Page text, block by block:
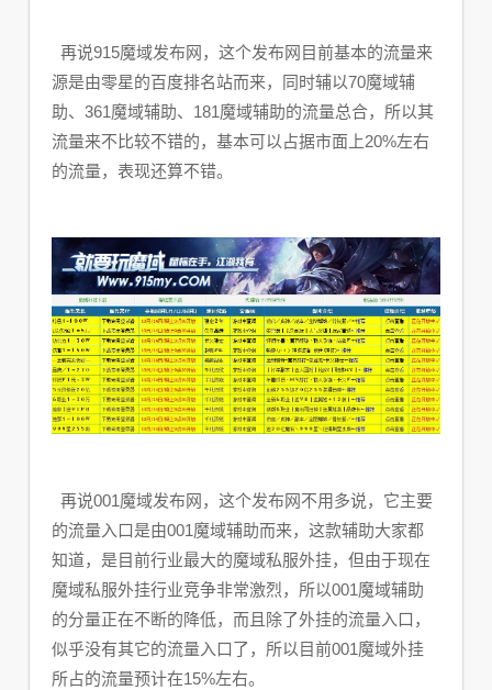
再说915魔域发布网，这个发布网目前基本的流量来
源是由零星的百度排名站而来，同时辅以70魔域辅
助、361魔域辅助、181魔域辅助的流量总合，所以其
流量来不比较不错的，基本可以占据市面上20%左右
的流量，表现还算不错。
再说001魔域发布网，这个发布网不用多说，它主要
的流量入口是由001魔域辅助而来，这款辅助大家都
知道，是目前行业最大的魔域私服外挂，但由于现在
魔域私服外挂行业竞争非常激烈，所以001魔域辅助
的分量正在不断的降低，而且除了外挂的流量入口，
似乎没有其它的流量入口了，所以目前001魔域外挂
所占的流量预计在15%左右。